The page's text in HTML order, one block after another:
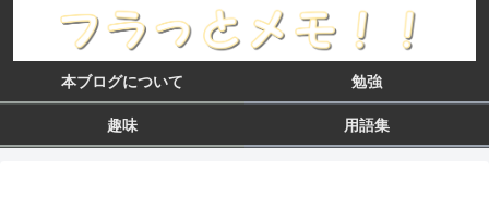
本ブログについて 勉強
趣味 用語集